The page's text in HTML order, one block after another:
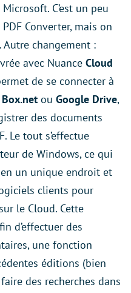
C’est un peu
Converter, mais on
Autre changement :
avec Nuance Cloud
de se connecter à
Box.net ou Google Drive,
des documents
Le tout s’effectue
de Windows, ce qui
un unique endroit et
clients pour
le Cloud. Cette
d’effectuer des
une fonction
éditions (bien
des recherches dans